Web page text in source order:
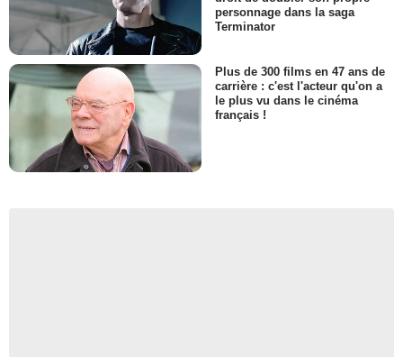
personnage dans la saga
Terminator
Plus de 300 films en 47 ans de
carrière : c'est l'acteur qu'on a
le plus vu dans le cinéma
français !